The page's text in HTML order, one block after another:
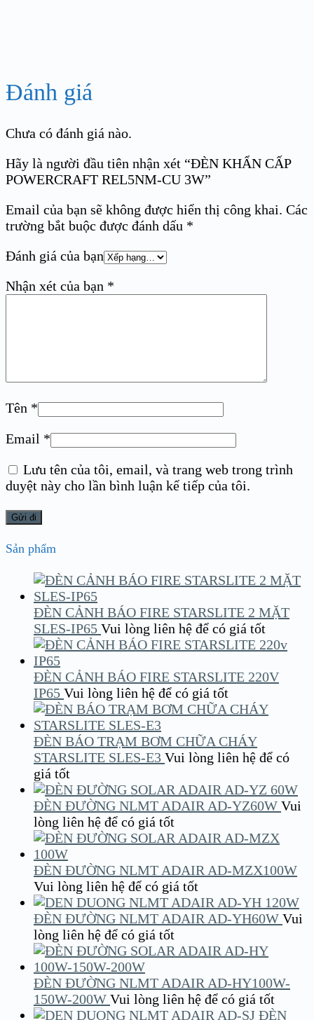
Đánh giá
Chưa có đánh giá nào.
Hãy là người đầu tiên nhận xét “ĐÈN KHẨN CẤP
POWERCRAFT REL5NM-CU 3W”
Email của bạn sẽ không được hiển thị công khai. Các
trường bắt buộc được đánh dấu *
Đánh giá của bạn
Nhận xét của bạn *
Tên *
Email *
Lưu tên của tôi, email, và trang web trong trình
duyệt này cho lần bình luận kế tiếp của tôi.
Sản phẩm
ĐÈN CẢNH BÁO FIRE STARSLITE 2 MẶT
SLES-IP65 Vui lòng liên hệ để có giá tốt
ĐÈN CẢNH BÁO FIRE STARSLITE 220V
IP65 Vui lòng liên hệ để có giá tốt
ĐÈN BÁO TRẠM BƠM CHỮA CHÁY
STARSLITE SLES-E3 Vui lòng liên hệ để có
giá tốt
ĐÈN ĐƯỜNG NLMT ADAIR AD-YZ60W Vui
lòng liên hệ để có giá tốt
ĐÈN ĐƯỜNG NLMT ADAIR AD-MZX100W
Vui lòng liên hệ để có giá tốt
ĐÈN ĐƯỜNG NLMT ADAIR AD-YH60W Vui
lòng liên hệ để có giá tốt
ĐÈN ĐƯỜNG NLMT ADAIR AD-HY100W-
150W-200W Vui lòng liên hệ để có giá tốt
ĐÈN